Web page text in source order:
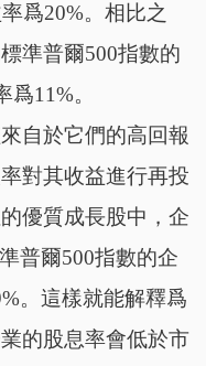
爲20%。相比之
準普爾500指數的
11%。
自於它們的高回報
對其收益進行再投
優質成長股中，企
普爾500指數的企
。這樣就能解釋爲
的股息率會低於市